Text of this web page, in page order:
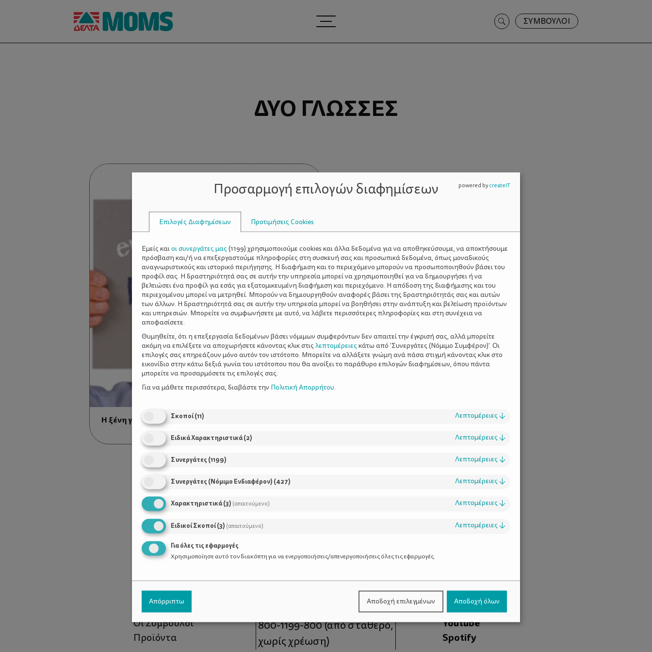
Search
for:
ΣΥΜΒΟΥΛΟΙ
ΔΥΟ ΓΛΏΣΣΕΣ
Η ξένη γλώσσα στην προσχολική ηλικία
Χρήσιμοι Σύνδεσμοι
Τι είναι το ΔΕΛΤΑ moms
Οι Σύμβουλοι
Προϊόντα
Τηλέφωνο Επικοινωνίας:
800-1199-800(από σταθερό,
χωρίς χρέωση)
Facebook
Instagram
Youtube
Spotify
Προσαρμογή επιλογών διαφημίσεων
Επιλογές Διαφημίσεων Προτιμήσεις Cookies
Εμείς καιοι συνεργάτες μας (1199) χρησιμοποιούμε cookies και άλλα δεδομένα για να αποθηκεύσουμε, να αποκτήσουμε
πρόσβαση και/ή να επεξεργαστούμε πληροφορίες στη συσκευή σας και προσωπικά δεδομένα, όπως μοναδικούς
αναγνωριστικούς και ιστορικό περιήγησης. Η διαφήμιση και το περιεχόμενο μπορούν να προσωποποιηθούν βάσει του
προφίλ σας. Η δραστηριότητά σας σε αυτήν την υπηρεσία μπορεί να χρησιμοποιηθεί για να δημιουργήσει ή να
βελτιώσει ένα προφίλ για εσάς για εξατομικευμένη διαφήμιση και περιεχόμενο. Η απόδοση της διαφήμισης και του
περιεχομένου μπορεί να μετρηθεί. Μπορούν να δημιουργηθούν αναφορές βάσει της δραστηριότητάς σας και αυτών
των άλλων. Η δραστηριότητά σας σε αυτήν την υπηρεσία μπορεί να βοηθήσει στην ανάπτυξη και βελτίωση προϊόντων
και υπηρεσιών. Μπορείτε να συμφωνήσετε με αυτό, να λάβετε περισσότερες πληροφορίες και στη συνέχεια να
αποφασίσετε.
Θυμηθείτε, ότι η επεξεργασία δεδομένων βάσει νόμιμων συμφερόντων δεν απαιτεί την έγκρισή σας, αλλά μπορείτε
ακόμη να επιλέξετε να αποχωρήσετε κάνοντας κλικ στις λεπτομέρειες κάτω από 'Συνεργάτες (Νόμιμο Συμφέρον)'. Οι
επιλογές σας επηρεάζουν μόνο αυτόν τον ιστότοπο. Μπορείτε να αλλάξετε γνώμη ανά πάσα στιγμή κάνοντας κλικ στο
εικονίδιο στην κάτω δεξιά γωνία του ιστότοπου που θα ανοίξει το παράθυρο επιλογών διαφημίσεων, όπου πάντα
μπορείτε να προσαρμόσετε τις επιλογές σας.
Για να μάθετε περισσότερα, διαβάστε την Πολιτική Απορρήτου.
Σκοποί(11) Λεπτομέρειες ↓
Ειδικά Χαρακτηριστικά(2) Λεπτομέρειες ↓
Συνεργάτες (1199) Λεπτομέρειες ↓
Συνεργάτες (Νόμιμο Ενδιαφέρον) (427) Λεπτομέρειες ↓
Χαρακτηριστικά(3) (απαιτούμενο) Λεπτομέρειες ↓
Ειδικοί Σκοποί(3) (απαιτούμενο) Λεπτομέρειες ↓
Για όλες τις εφαρμογές
Χρησιμοποίησε αυτό τον διακόπτη για να ενεργοποιήσεις/απενεργοποιήσεις όλες τις εφαρμογές.
Απόρριπτω Αποδοχή επιλεγμένων Αποδοχή όλων
powered bycreateIT